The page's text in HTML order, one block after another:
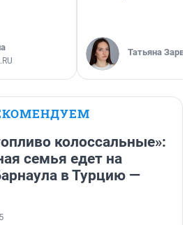
Татьяна Зарва
колоссальные»:
семья едет на
в Турцию —
5